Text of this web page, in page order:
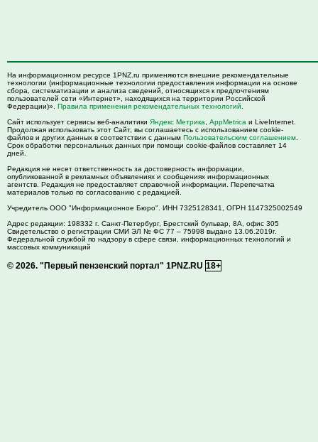
На информационном ресурсе 1PNZ.ru применяются внешние рекомендательные
технологии (информационные технологии предоставления информации на основе
сбора, систематизации и анализа сведений, относящихся к предпочтениям
пользователей сети «Интернет», находящихся на территории Российской
Федерации)». Правила применения рекомендательных технологий
Сайт использует сервисы веб-аналитики Яндекс Метрика AppMetrica и LiveInternet.
Продолжая использовать этот Сайт, вы соглашаетесь с использованием cookie-
файлов и других данных в соответствии с данным Пользовательским соглашением
Срок обработки персональных данных при помощи cookie-файлов составляет 14
дней.
Редакция не несет ответственность за достоверность информации,
опубликованной в рекламных объявлениях и сообщениях информационных
агентств. Редакция не предоставляет справочной информации. Перепечатка
материалов только по согласованию с редакцией.
Учредитель ООО "Информационное Бюро". ИНН 7325128341, ОГРН 1147325002549
Адрес редакции: 198332 г. Санкт-Петербург, Брестский бульвар, 8А, офис 305
Свидетельство о регистрации СМИ ЭЛ № ФС 77 – 75998 выдано 13.06.2019г.
Федеральной службой по надзору в сфере связи, информационных технологий и
массовых коммуникаций
© 2026. "Первый пензенский портал" 1PNZ.RU 18+